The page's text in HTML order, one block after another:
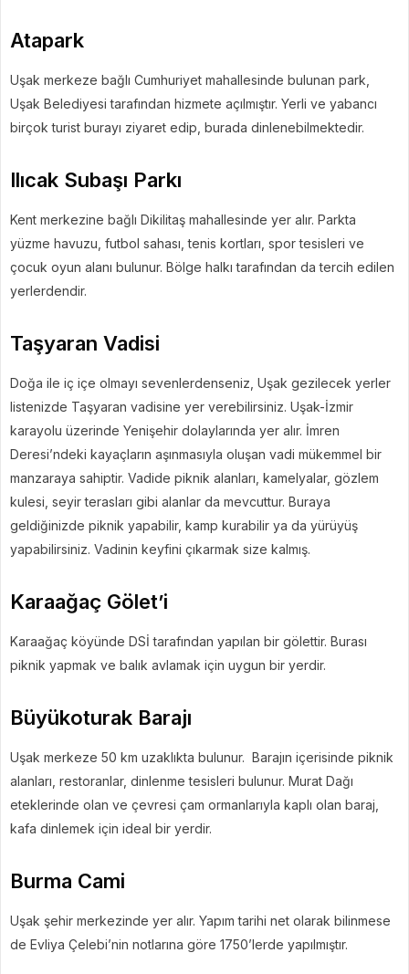
Atapark
Uşak merkeze bağlı Cumhuriyet mahallesinde bulunan park,
Uşak Belediyesi tarafından hizmete açılmıştır. Yerli ve yabancı
birçok turist burayı ziyaret edip, burada dinlenebilmektedir.
Ilıcak Subaşı Parkı
Kent merkezine bağlı Dikilitaş mahallesinde yer alır. Parkta
yüzme havuzu, futbol sahası, tenis kortları, spor tesisleri ve
çocuk oyun alanı bulunur. Bölge halkı tarafından da tercih edilen
yerlerdendir.
Taşyaran Vadisi
Doğa ile iç içe olmayı sevenlerdenseniz, Uşak gezilecek yerler
listenizde Taşyaran vadisine yer verebilirsiniz. Uşak-İzmir
karayolu üzerinde Yenişehir dolaylarında yer alır. İmren
Deresi’ndeki kayaçların aşınmasıyla oluşan vadi mükemmel bir
manzaraya sahiptir. Vadide piknik alanları, kamelyalar, gözlem
kulesi, seyir terasları gibi alanlar da mevcuttur. Buraya
geldiğinizde piknik yapabilir, kamp kurabilir ya da yürüyüş
yapabilirsiniz. Vadinin keyfini çıkarmak size kalmış.
Karaağaç Gölet’i
Karaağaç köyünde DSİ tarafından yapılan bir gölettir. Burası
piknik yapmak ve balık avlamak için uygun bir yerdir.
Büyükoturak Barajı
Uşak merkeze 50 km uzaklıkta bulunur. Barajın içerisinde piknik
alanları, restoranlar, dinlenme tesisleri bulunur. Murat Dağı
eteklerinde olan ve çevresi çam ormanlarıyla kaplı olan baraj,
kafa dinlemek için ideal bir yerdir.
Burma Cami
Uşak şehir merkezinde yer alır. Yapım tarihi net olarak bilinmese
de Evliya Çelebi’nin notlarına göre 1750’lerde yapılmıştır.